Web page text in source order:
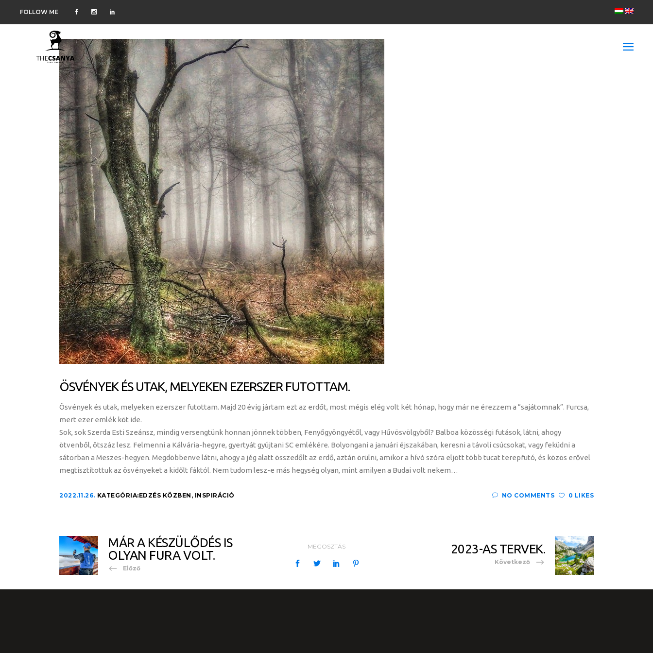
FOLLOW ME
ÖSVÉNYEK ÉS UTAK, MELYEKEN EZERSZER FUTOTTAM.
Ösvények és utak, melyeken ezerszer futottam. Majd 20 évig jártam ezt az erdőt, most mégis elég volt két hónap, hogy már ne érezzem a “sajátomnak”. Furcsa,
mert ezer emlék köt ide.
Sok, sok Szerda Esti Szeánsz, mindig versengtünk honnan jönnek többen, Fenyőgyöngyétől, vagy Hűvösvölgyből? Balboa közösségi futások, látni, ahogy
ötvenből, ötszáz lesz. Felmenni a Kálvária-hegyre, gyertyát gyújtani SC emlékére. Bolyongani a januári éjszakában, keresni a távoli csúcsokat, vagy feküdni a
sátorban a Meszes-hegyen. Megdöbbenve látni, ahogy a jég alatt összedőlt az erdő, aztán örülni, amikor a hívó szóra eljött több tucat terepfutó, és közös erővel
megtisztítottuk az ösvényeket a kidőlt fáktól. Nem tudom lesz-e más hegység olyan, mint amilyen a Budai volt nekem…
2022.11.26. KATEGÓRIA:EDZÉS KÖZBEN , INSPIRÁCIÓ NO COMMENTS 0 LIKES
MÁR A KÉSZÜLŐDÉS IS
OLYAN FURA VOLT.
Előző
MEGOSZTÁS 2023-AS TERVEK.
Következő